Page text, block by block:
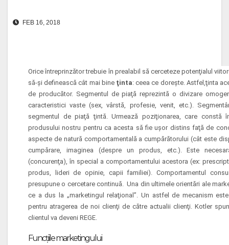
FEB 16, 2018
Orice întreprinzător trebuie în prealabil să cerceteze potenţialul
să-şi definească cât mai bine ţinta: ceea ce doreşte. Astfel,ţinta
de producător. Segmentul de piaţă reprezintă o divizare
caracteristici vaste (sex, vârstă, profesie, venit, etc.).
segmentul de piaţă ţintă. Urmează poziţionarea, care constă
produsului nostru pentru ca acesta să fie uşor distins faţă de
aspecte de natură comportamentală a cumpărătorului (cât este
cumpărare, imaginea (despre un produs, etc.). Este
(concurenţa), în special a comportamentului acestora (ex:
produs, lideri de opinie, capii familiei). Comportamentul
presupune o cercetare continuă. Una din ultimele orientări ale
ce a dus la „marketingul relaţional”. Un astfel de mecanism
pentru atragerea de noi clienţi de către actualii clienţi. Kotler
clientul va deveni REGE.
Funcţiile marketingului